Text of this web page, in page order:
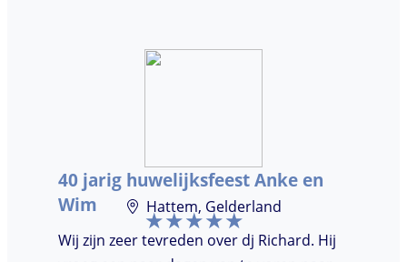
met een klein clubje mensen en dat had
moest worden. Er was de mogelijkheid om
verzoeknummers aan te vragen.
40 jarig huwelijksfeest Anke en
Wim
Hattem, Gelderland
Wij zijn zeer tevreden over dj Richard. Hij